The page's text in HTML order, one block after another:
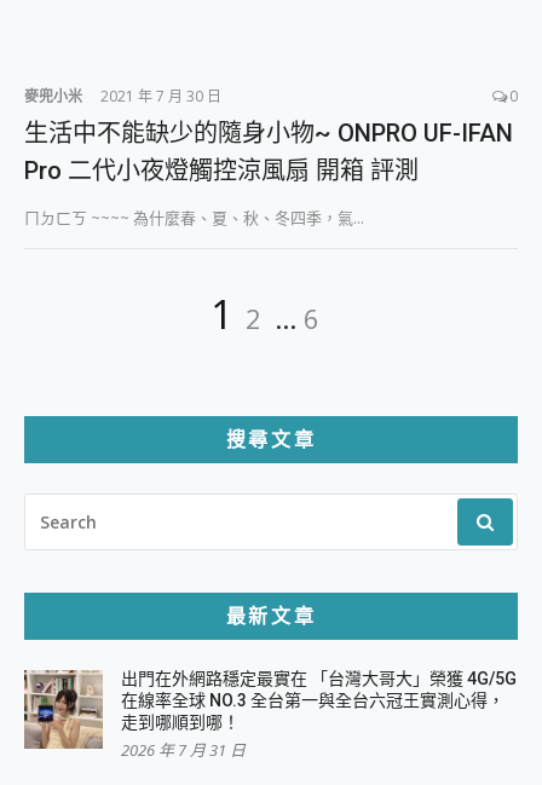
麥兜小米 2021 年 7 月 30 日 0
生活中不能缺少的隨身小物~ ONPRO UF-IFAN
Pro 二代小夜燈觸控涼風扇 開箱 評測
ㄇㄉㄈㄎ ~~~~ 為什麼春、夏、秋、冬四季，氣...
頁
Page
1 Page
2 ... Page
6
搜尋文章
FOR:
最新文章
出門在外網路穩定最實在 「台灣大哥大」榮獲 4G/5G
在線率全球 NO.3 全台第一與全台六冠王實測心得，
走到哪順到哪！
2026 年 7 月 31 日